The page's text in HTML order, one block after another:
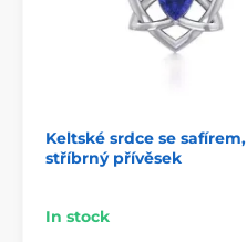
Keltské srdce se safírem,
stříbrný přívěsek
In stock